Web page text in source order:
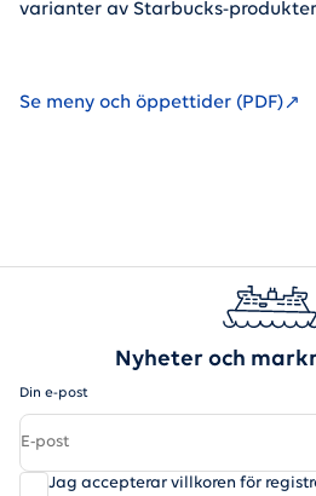
varianter av Starbucks-
Se meny och öppettider (PDF)
Nyheter och
Din e-post
Jag accepterar villkoren för